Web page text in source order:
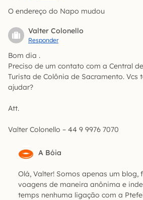
O endereço do Napo mudou
Valter Colonello
Responder
Bom dia .
Preciso de um contato com a Central
Turista de Colônia de Sacramento. Vcs
ajudar?
Att.
Valter Colonello – 44 9 9976 7070
A Bóia
Olá, Valter! Somos apenas um blog,
voagens de maneira anônima e
temps nenhuma ligação com a